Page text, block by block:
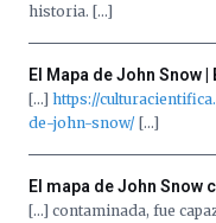
historia. […]
El Mapa de John Snow
[…] https://
de-john-snow/ […]
El mapa de John Snow
[…] contaminada, fue